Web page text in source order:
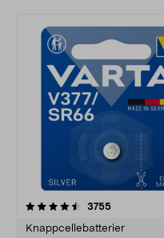
3755anmeldelser
Knappcellebatterier